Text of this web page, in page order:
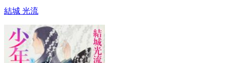
結城 光流